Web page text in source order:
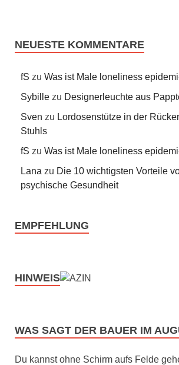
NEUESTE KOMMENTARE
fS zu Was ist Male loneliness
Sybille zu Designerleuchte aus
Sven zu Lordosenstütze in der
Stuhls
fS zu Was ist Male loneliness
Lana zu Die 10 wichtigsten Vorteile
psychische Gesundheit
EMPFEHLUNG
HINWEIS
WAS SAGT DER BAUER IM
Du kannst ohne Schirm aufs Felde